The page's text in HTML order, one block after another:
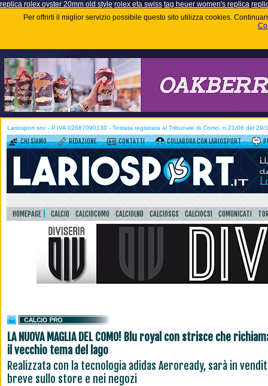
replica rolex oyster 20mm old style rolex eta swiss tag heuer women's replica
Per offrirti il miglior servizio possibile questo sito utilizza cookies.
Lariosport snc - P.IVA 02687090130 - Testata registrata al Tribunale di Como, n.21/06 del 29/
CHI SIAMO REDAZIONE CONTATTI COLLABORA CON LARIOSPORT
HOMEPAGE CALCIO CALCIOCOMO CALCIOLND CALCIOSGS CALCIOCSI COMUNICATI
LA NUOVA MAGLIA DEL COMO! Blu royal con strisce che
il vecchio tema del lago
Realizzata con la tecnologia adidas Aeroready, sarà in
breve sullo store e nei negozi